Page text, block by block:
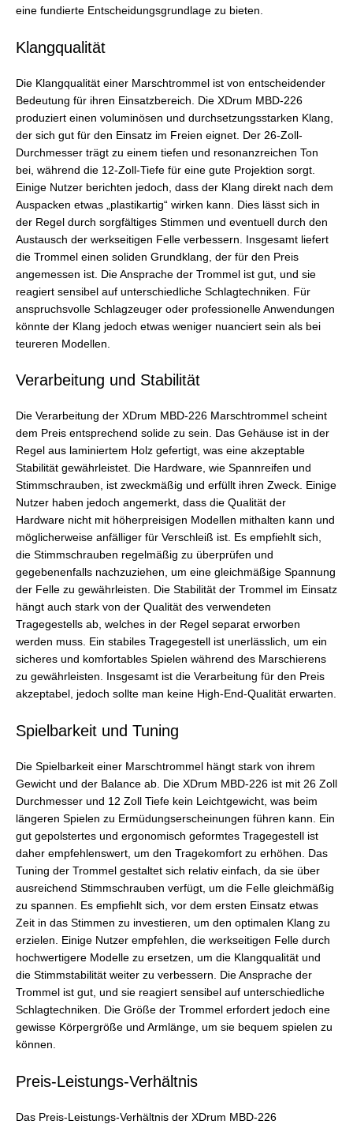
eine fundierte Entscheidungsgrundlage zu bieten.
Klangqualität
Die Klangqualität einer Marschtrommel ist von entscheidender
Bedeutung für ihren Einsatzbereich. Die XDrum MBD-226
produziert einen voluminösen und durchsetzungsstarken Klang,
der sich gut für den Einsatz im Freien eignet. Der 26-Zoll-
Durchmesser trägt zu einem tiefen und resonanzreichen Ton
bei, während die 12-Zoll-Tiefe für eine gute Projektion sorgt.
Einige Nutzer berichten jedoch, dass der Klang direkt nach dem
Auspacken etwas „plastikartig“ wirken kann. Dies lässt sich in
der Regel durch sorgfältiges Stimmen und eventuell durch den
Austausch der werkseitigen Felle verbessern. Insgesamt liefert
die Trommel einen soliden Grundklang, der für den Preis
angemessen ist. Die Ansprache der Trommel ist gut, und sie
reagiert sensibel auf unterschiedliche Schlagtechniken. Für
anspruchsvolle Schlagzeuger oder professionelle Anwendungen
könnte der Klang jedoch etwas weniger nuanciert sein als bei
teureren Modellen.
Verarbeitung und Stabilität
Die Verarbeitung der XDrum MBD-226 Marschtrommel scheint
dem Preis entsprechend solide zu sein. Das Gehäuse ist in der
Regel aus laminiertem Holz gefertigt, was eine akzeptable
Stabilität gewährleistet. Die Hardware, wie Spannreifen und
Stimmschrauben, ist zweckmäßig und erfüllt ihren Zweck. Einige
Nutzer haben jedoch angemerkt, dass die Qualität der
Hardware nicht mit höherpreisigen Modellen mithalten kann und
möglicherweise anfälliger für Verschleiß ist. Es empfiehlt sich,
die Stimmschrauben regelmäßig zu überprüfen und
gegebenenfalls nachzuziehen, um eine gleichmäßige Spannung
der Felle zu gewährleisten. Die Stabilität der Trommel im Einsatz
hängt auch stark von der Qualität des verwendeten
Tragegestells ab, welches in der Regel separat erworben
werden muss. Ein stabiles Tragegestell ist unerlässlich, um ein
sicheres und komfortables Spielen während des Marschierens
zu gewährleisten. Insgesamt ist die Verarbeitung für den Preis
akzeptabel, jedoch sollte man keine High-End-Qualität erwarten.
Spielbarkeit und Tuning
Die Spielbarkeit einer Marschtrommel hängt stark von ihrem
Gewicht und der Balance ab. Die XDrum MBD-226 ist mit 26 Zoll
Durchmesser und 12 Zoll Tiefe kein Leichtgewicht, was beim
längeren Spielen zu Ermüdungserscheinungen führen kann. Ein
gut gepolstertes und ergonomisch geformtes Tragegestell ist
daher empfehlenswert, um den Tragekomfort zu erhöhen. Das
Tuning der Trommel gestaltet sich relativ einfach, da sie über
ausreichend Stimmschrauben verfügt, um die Felle gleichmäßig
zu spannen. Es empfiehlt sich, vor dem ersten Einsatz etwas
Zeit in das Stimmen zu investieren, um den optimalen Klang zu
erzielen. Einige Nutzer empfehlen, die werkseitigen Felle durch
hochwertigere Modelle zu ersetzen, um die Klangqualität und
die Stimmstabilität weiter zu verbessern. Die Ansprache der
Trommel ist gut, und sie reagiert sensibel auf unterschiedliche
Schlagtechniken. Die Größe der Trommel erfordert jedoch eine
gewisse Körpergröße und Armlänge, um sie bequem spielen zu
können.
Preis-Leistungs-Verhältnis
Das Preis-Leistungs-Verhältnis der XDrum MBD-226